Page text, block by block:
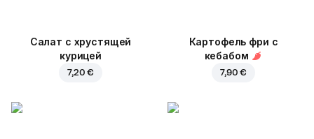
Салат с хрустящей
курицей
7,20 €
Картофель фри с
кебабом
7,90 €